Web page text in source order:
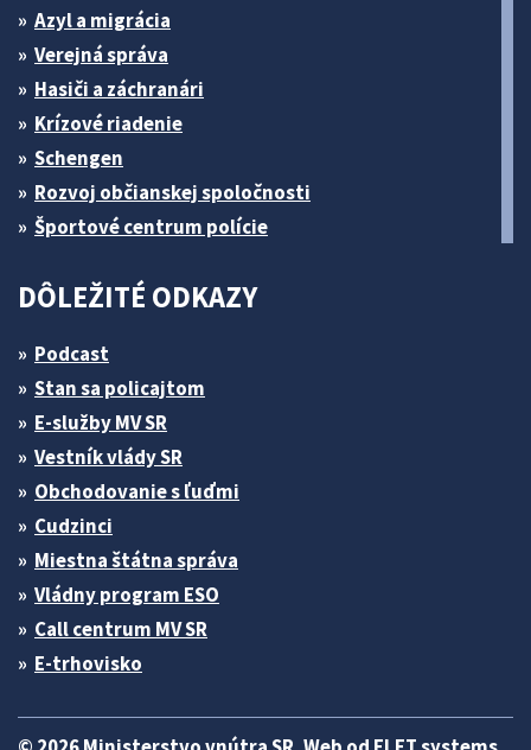
Azyl a migrácia
Verejná správa
Hasiči a záchranári
Krízové riadenie
Schengen
Rozvoj občianskej spoločnosti
Športové centrum polície
DÔLEŽITÉ ODKAZY
Podcast
Stan sa policajtom
E-služby MV SR
Vestník vlády SR
Obchodovanie s ľuďmi
Cudzinci
Miestna štátna správa
Vládny program ESO
Call centrum MV SR
E-trhovisko